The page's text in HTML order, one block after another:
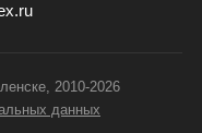
2010-2026
данных